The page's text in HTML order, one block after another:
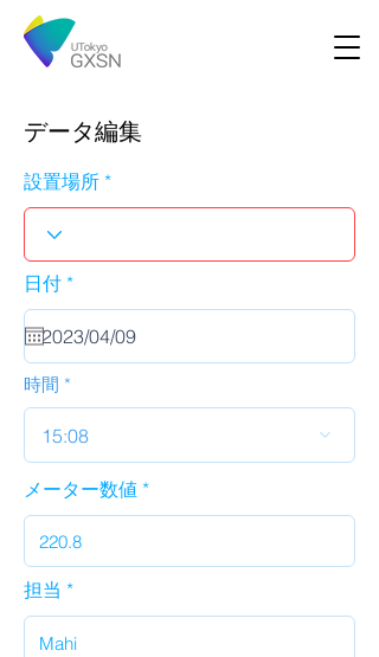
データ編集
設置場所
日付 *r
u
i
d
時間
15:08
メーター数値
担当